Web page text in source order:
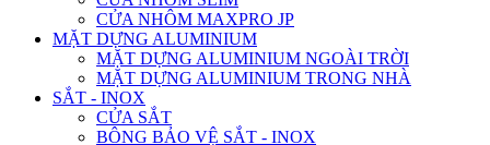
CỬA NHÔM MAXPRO JP
MẶT DỰNG ALUMINIUM
MẶT DỰNG ALUMINIUM NGOÀI TRỜI
MẶT DỰNG ALUMINIUM TRONG NHÀ
SẮT - INOX
CỬA SẮT
BÔNG BẢO VỆ SẮT - INOX